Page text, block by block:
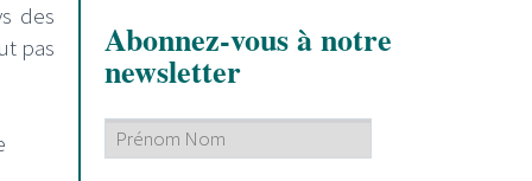
des
pas
Abonnez-vous à notre
newsletter